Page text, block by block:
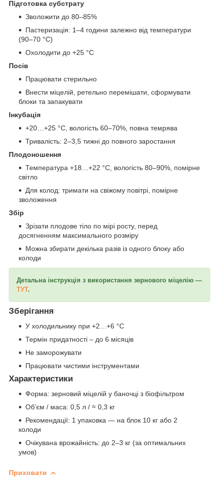
Підготовка субстрату
Зволожити до 80–85%
Пастеризація: 1–4 години залежно від температури
(90–70 °C)
Охолодити до +25 °C
Посів
Працювати стерильно
Внести міцелій, ретельно перемішати, сформувати
блоки та запакувати
Інкубація
+20…+25 °C, вологість 60–70%, повна темрява
Тривалість: 2–3,5 тижні до повного заростання
Плодоношення
Температура +18…+22 °C, вологість 80–90%, помірне
світло
Для колод: тримати на свіжому повітрі, помірне
зволоження
Збір
Зрізати плодове тіло по мірі росту, перед
досягненням максимального розміру
Можна збирати декілька разів із одного блоку або
колоди
Детальна інструкція з використання зернового міцелію —
ТУТ.
Зберігання
У холодильнику при +2…+6 °C
Термін придатності – до 6 місяців
Не заморожувати
Працювати чистими інструментами
Характеристики
Форма: зерновий міцелій у баночці з біофільтром
Об’єм / маса: 0,5 л / ≈ 0,3 кг
Рекомендації: 1 упаковка — на блок 10 кг або 2
колоди
Очікувана врожайність: до 2–3 кг (за оптимальних
умов)
Приховати